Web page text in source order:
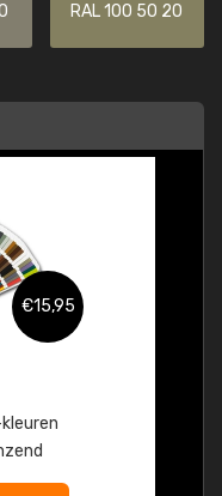
RAL 100 50 20
€15,95